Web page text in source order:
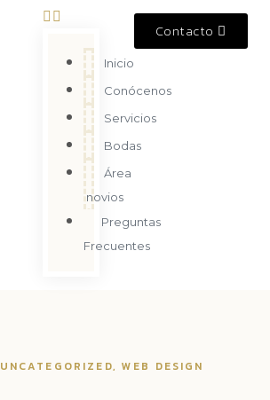
Inicio
Conócenos
Servicios
Bodas
Área
novios
Preguntas
Frecuentes
Contacto
UNCATEGORIZED,WEB DESIGN